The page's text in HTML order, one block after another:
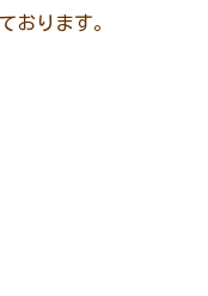
おります。